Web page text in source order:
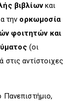
βιβλίωνκαι
την ορκωμοσία
φοιτητών και
(οι
στις αντίστοιχες